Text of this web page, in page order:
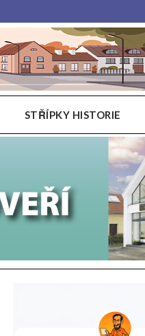
STŘÍPKY HISTORIE